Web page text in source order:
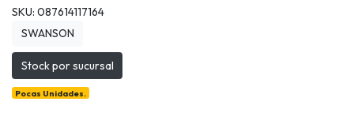
SKU: 087614117164
SWANSON
Stock por sucursal
Pocas Unidades.